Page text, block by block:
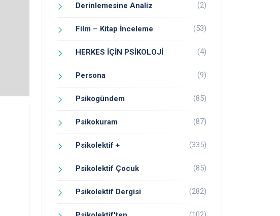
Derinlemesine Analiz (2)
Film – Kitap İnceleme (53)
HERKES İÇİN PSİKOLOJİ (4)
Persona (9)
Psikogündem (85)
Psikokuram (87)
Psikolektif + (335)
Psikolektif Çocuk (85)
Psikolektif Dergisi (282)